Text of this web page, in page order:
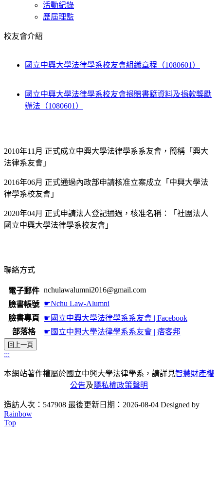
活動紀錄
歷屆理監
校友會介紹
國立中興大學法律學系校友會組織章程（1080601）
國立中興大學法律學系校友會捐贈書籍資料及捐款獎勵
辦法（1080601）
2010年11月 正式成立中興大學法律學系系友會，簡稱「興大
法律系友會」
2016年06月 正式通過內政部申請核准立案成立「中興大學法
律學系校友會」
2020年04月 正式申請法人登記通過，核准名稱：「社團法人
國立中興大學法律學系校友會」
聯絡方式
電子郵件 nchulawalumni2016@gmail.com
臉書帳號
☛Nchu Law-Alumni
臉書專頁
☛國立中興大學法律學系系友會 | Facebook
部落格
☛國立中興大學法律學系系友會 | 痞客邦
:::
本網站著作權屬於國立中興大學法律學系，請詳見智慧財產權
公告及隱私權政策聲明
造訪人次：547908 最後更新日期：2026-08-04 Designed by
Rainbow
Top